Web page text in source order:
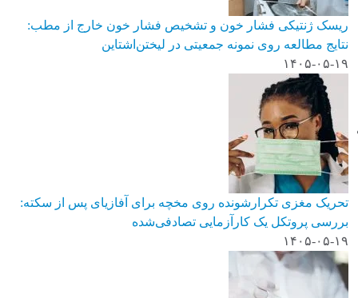
ریسک ژنتیکی فشار خون و تشخیص فشار خون خارج از مطب:
نتایج مطالعه روی نمونه جمعیتی در لیختن‌اشتاین
۱۴۰۵-۰۵-۱۹
تحریک مغزی تکرارشونده روی مخچه برای آفازیای پس از سکته:
بررسی پروتکل یک کارآزمایی تصادفی‌شده
۱۴۰۵-۰۵-۱۹